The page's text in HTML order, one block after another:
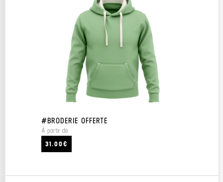
#BRODERIE OFFERTE
À partir de
31.00€